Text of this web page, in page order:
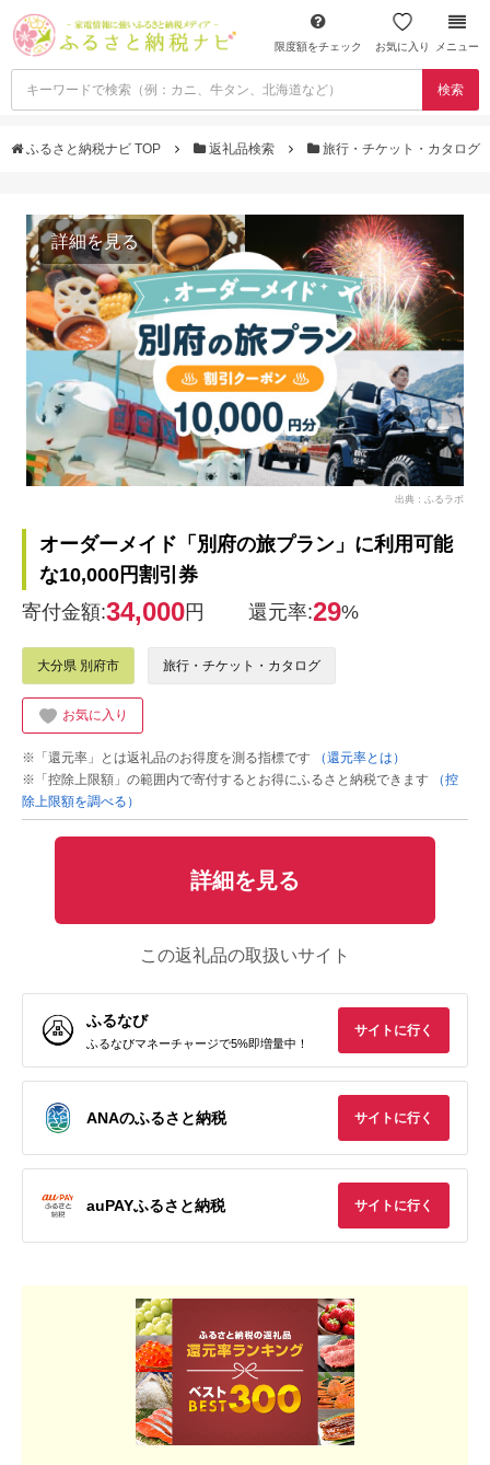
限度額をチェック お気に入り メニュー
検索
ふるさと納税ナビ TOP 返礼品検索 旅行・チケット・カタログ
詳細を見る
出典：ふるラボ
オーダーメイド「別府の旅プラン」に利用可能
な10,000円割引券
寄付金額:34,000円 還元率:29%
大分県 別府市 旅行・チケット・カタログ
お気に入り
※「還元率」とは返礼品のお得度を測る指標です
（還元率とは）
※「控除上限額」の範囲内で寄付するとお得にふるさと納税できます
（控
除上限額を調べる）
詳細を見る
この返礼品の取扱いサイト
ふるなび
ふるなびマネーチャージで5%即増量中！
サイトに行く
ANAのふるさと納税 サイトに行く
auPAYふるさと納税 サイトに行く